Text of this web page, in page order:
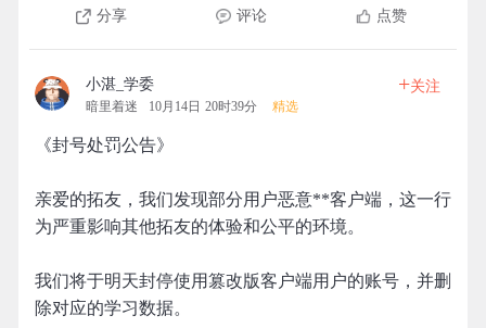
分享 评论 点赞
小湛_学委
暗里着迷 10月14日 20时39分 精选
+关注
《封号处罚公告》
亲爱的拓友，我们发现部分用户恶意**客户端，这一行
为严重影响其他拓友的体验和公平的环境。
我们将于明天封停使用篡改版客户端用户的账号，并删
除对应的学习数据。